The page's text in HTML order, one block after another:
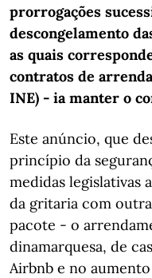
prorrogações
descongelamento
as quais
contratos de
INE) - ia manter o
Este anúncio, que
princípio da
medidas legislativas
da gritaria com
pacote - o
dinamarquesa, de
Airbnb e no